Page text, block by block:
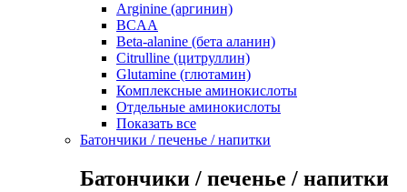
Arginine (аргинин)
BCAA
Beta-alanine (бета аланин)
Citrulline (цитруллин)
Glutamine (глютамин)
Комплексные аминокислоты
Отдельные аминокислоты
Показать все
Батончики / печенье / напитки
Батончики / печенье / напитки